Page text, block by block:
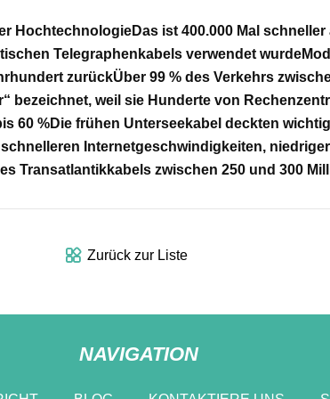
HochtechnologieDas ist 400.000 Mal
Telegraphenkabels verwendet wurde
zurückÜber 99 % des Verkehrs
bezeichnet, weil sie Hunderte von
60 %Die frühen Unterseekabel deckten
Internetgeschwindigkeiten,
Transatlantikkabels zwischen 250 und 300
Zurück zur Liste
NAVIGATION